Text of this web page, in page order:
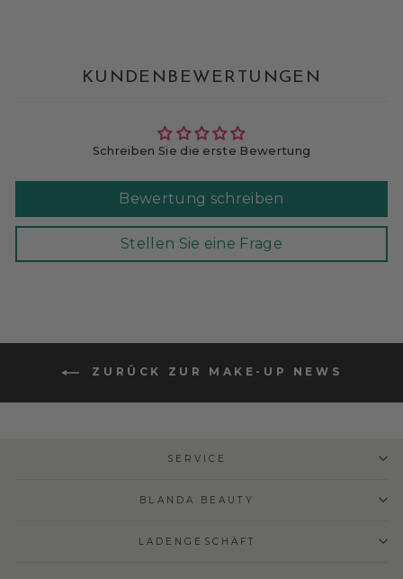
KUNDENBEWERTUNGEN
Schreiben Sie die erste Bewertung
Bewertung schreiben
Stellen Sie eine Frage
ZURÜCK ZUR MAKE-UP NEWS
SERVICE
BLANDA BEAUTY
LADENGESCHÄFT